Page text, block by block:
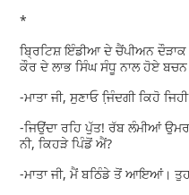
*
ਬ੍ਰਿਟਿਸ਼ ਇੰਡੀਆ ਦੇ ਚੈਂਪੀਅਨ ਦੌੜਾਕ
ਕੌਰ ਦੇ ਲਾਭ ਸਿੰਘ ਸੰਧੂ ਨਾਲ ਹੋਏ ਬਚਨ
-ਮਾਤਾ ਜੀ, ਸੁਣਾਓ ਜਿ਼ੰਦਗੀ ਕਿਹੋ
-ਜਿਉਂਦਾ ਰਹਿ ਪੁੱਤ! ਰੱਬ ਲੰਮੀਆਂ
ਨੀ, ਕਿਹੜੇ ਪਿੰਡੋਂ ਐਂ?
-ਮਾਤਾ ਜੀ, ਮੈਂ ਬਠਿੰਡੇ ਤੋਂ ਆਇਆਂ।